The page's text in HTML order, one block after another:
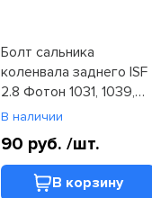
Болт сальника
коленвала заднего ISF
2.8 Фотон 1031, 1039,
1065, Toano, Tunland
В наличии
90 руб./шт.
В корзину